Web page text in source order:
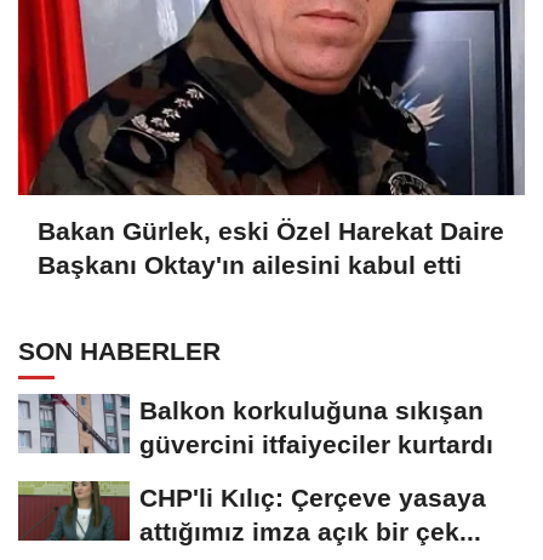
Bakan Gürlek, eski Özel Harekat Daire
Başkanı Oktay'ın ailesini kabul etti
SON HABERLER
Balkon korkuluğuna sıkışan
güvercini itfaiyeciler kurtardı
CHP'li Kılıç: Çerçeve yasaya
attığımız imza açık bir çek...